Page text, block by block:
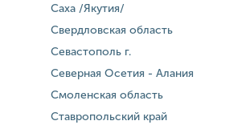
Саха /Якутия/
Свердловская область
Севастополь г.
Северная Осетия - Алания
Смоленская область
Ставропольский край